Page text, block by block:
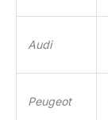
Audi
Peugeot